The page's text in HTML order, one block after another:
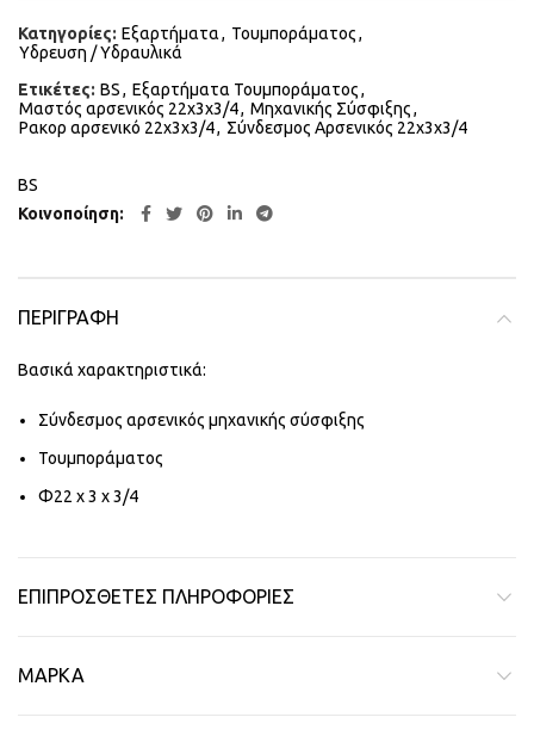
Κατηγορίες: Εξαρτήματα, Τουμποράματος,
Υδρευση / Υδραυλικά
Ετικέτες: BS, Εξαρτήματα Τουμποράματος,
Μαστός αρσενικός 22x3x3/4, Μηχανικής Σύσφιξης,
Ρακορ αρσενικό 22x3x3/4, Σύνδεσμος Αρσενικός 22x3x3/4
BS
Κοινοποίηση
ΠΕΡΙΓΡΑΦΉ
Βασικά χαρακτηριστικά:
Σύνδεσμος αρσενικός μηχανικής σύσφιξης
Τουμποράματος
Φ22 x 3 x 3/4
ΕΠΙΠΡΌΣΘΕΤΕΣ ΠΛΗΡΟΦΟΡΊΕΣ
ΜΆΡΚΑ